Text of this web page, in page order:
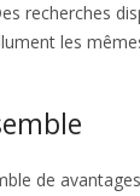
recherches
les
de